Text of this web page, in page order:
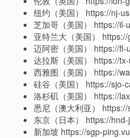
纽约（美国） https://nj-
芝加哥（美国） https://il-
亚特兰大（美国）
迈阿密（美国） https://
达拉斯（美国） https://
西雅图（美国） https://
硅谷（美国） https://sjo-
洛杉矶（美国） https://
悉尼（澳大利亚）
东京（日本） https://
新加坡 https://sgp-